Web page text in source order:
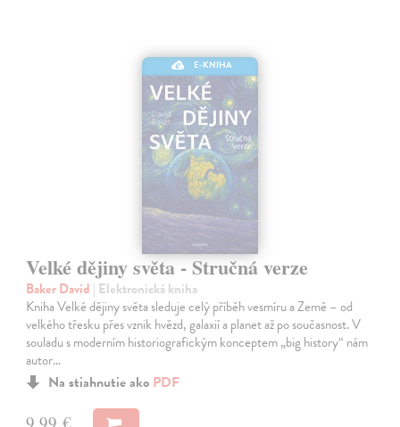
E-KNIHA
Velké dějiny světa - Stručná verze
Baker David | Elektronická kniha
Kniha Velké dějiny světa sleduje celý příběh vesmíru a Země – od
velkého třesku přes vznik hvězd, galaxií a planet až po současnost. V
souladu s moderním historiografickým konceptem „big history“ nám
autor…
Na stiahnutie ako PDF
9,99 €